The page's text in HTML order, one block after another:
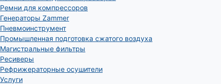
Ремни для компрессоров
Генераторы Zammer
Пневмоинструмент
Промышленная подготовка сжатого воздуха
Магистральные фильтры
Ресиверы
Рефрижераторные осушители
Услуги